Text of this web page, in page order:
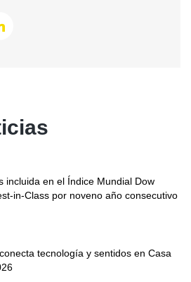
incluida en el Índice Mundial Dow
in-Class por noveno año consecutivo
tecnología y sentidos en Casa